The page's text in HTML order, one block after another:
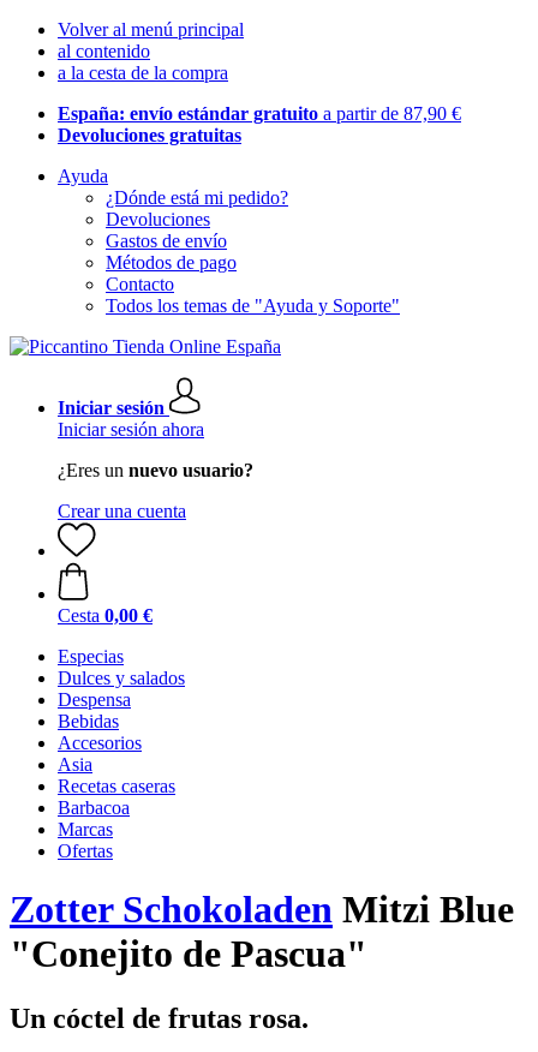
Volver al menú principal
al contenido
a la cesta de la compra
España: envío estándar gratuito a partir de 87,90 €
Devoluciones gratuitas
Ayuda
¿Dónde está mi pedido?
Devoluciones
Gastos de envío
Métodos de pago
Contacto
Todos los temas de "Ayuda y Soporte"
Iniciar sesión
Iniciar sesión ahora
¿Eres un nuevo usuario?
Crear una cuenta
Cesta 0,00 €
Especias
Dulces y salados
Despensa
Bebidas
Accesorios
Asia
Recetas caseras
Barbacoa
Marcas
Ofertas
Zotter Schokoladen Mitzi Blue
"Conejito de Pascua"
Un cóctel de frutas rosa.